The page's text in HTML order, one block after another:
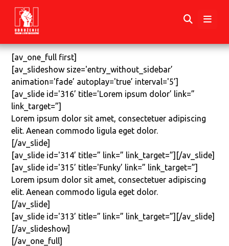
[av_one_full first]
[av_slideshow size='entry_without_sidebar’
animation='fade’ autoplay='true’ interval='5’]
[av_slide id='316’ title='Lorem ipsum dolor’ link=”
link_target=”]
Lorem ipsum dolor sit amet, consectetuer adipiscing
elit. Aenean commodo ligula eget dolor.
[/av_slide]
[av_slide id='314’ title=” link=” link_target=”][/av_slide]
[av_slide id='315’ title='Funky’ link=” link_target=”]
Lorem ipsum dolor sit amet, consectetuer adipiscing
elit. Aenean commodo ligula eget dolor.
[/av_slide]
[av_slide id='313’ title=” link=” link_target=”][/av_slide]
[/av_slideshow]
[/av_one_full]